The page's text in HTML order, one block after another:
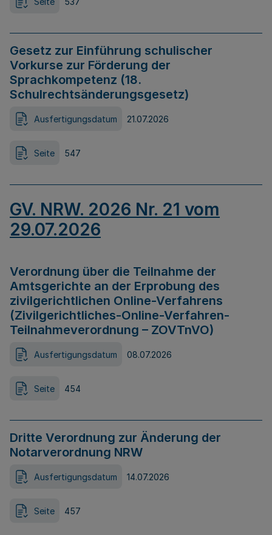
Gesetz zur Einführung schulischer
Vorkurse zur Förderung der
Sprachkompetenz (18.
Schulrechtsänderungsgesetz)
Ausfertigungsdatum 21.07.2026
Seite 547
GV. NRW. 2026 Nr. 21 vom
29.07.2026
Verordnung über die Teilnahme der
Amtsgerichte an der Erprobung des
zivilgerichtlichen Online-Verfahrens
(Zivilgerichtliches-Online-Verfahren-
Teilnahmeverordnung – ZOVTnVO)
Ausfertigungsdatum 08.07.2026
Seite 454
Dritte Verordnung zur Änderung der
Notarverordnung NRW
Ausfertigungsdatum 14.07.2026
Seite 457